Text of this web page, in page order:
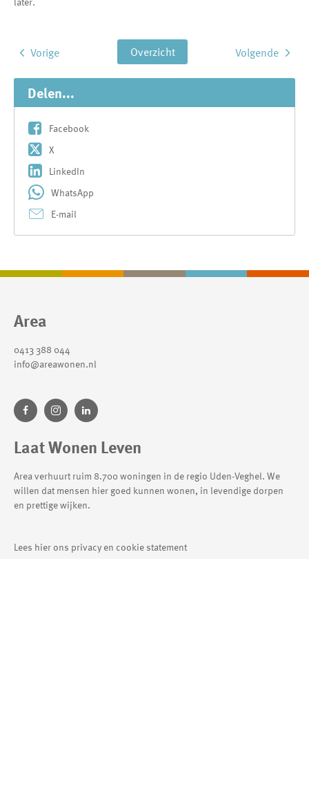
Volgende
Overzicht
Vorige
Delen...
Facebook
X
LinkedIn
WhatsApp
E-mail
Contactinformatie
Area
0413 388 044
info@areawonen.nl
Laat Wonen Leven
Area verhuurt ruim 8.700 woningen in de regio Uden-Veghel. We
willen dat mensen hier goed kunnen wonen, in levendige dorpen
en prettige wijken.
Lees hier ons privacy en cookie statement